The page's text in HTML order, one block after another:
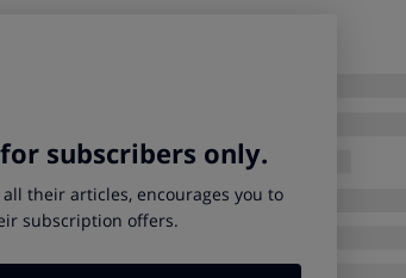
podría dar lugar a obstrucción bronquial, de ahí
respiratorias.
gripe esbeber abundantes líquidos